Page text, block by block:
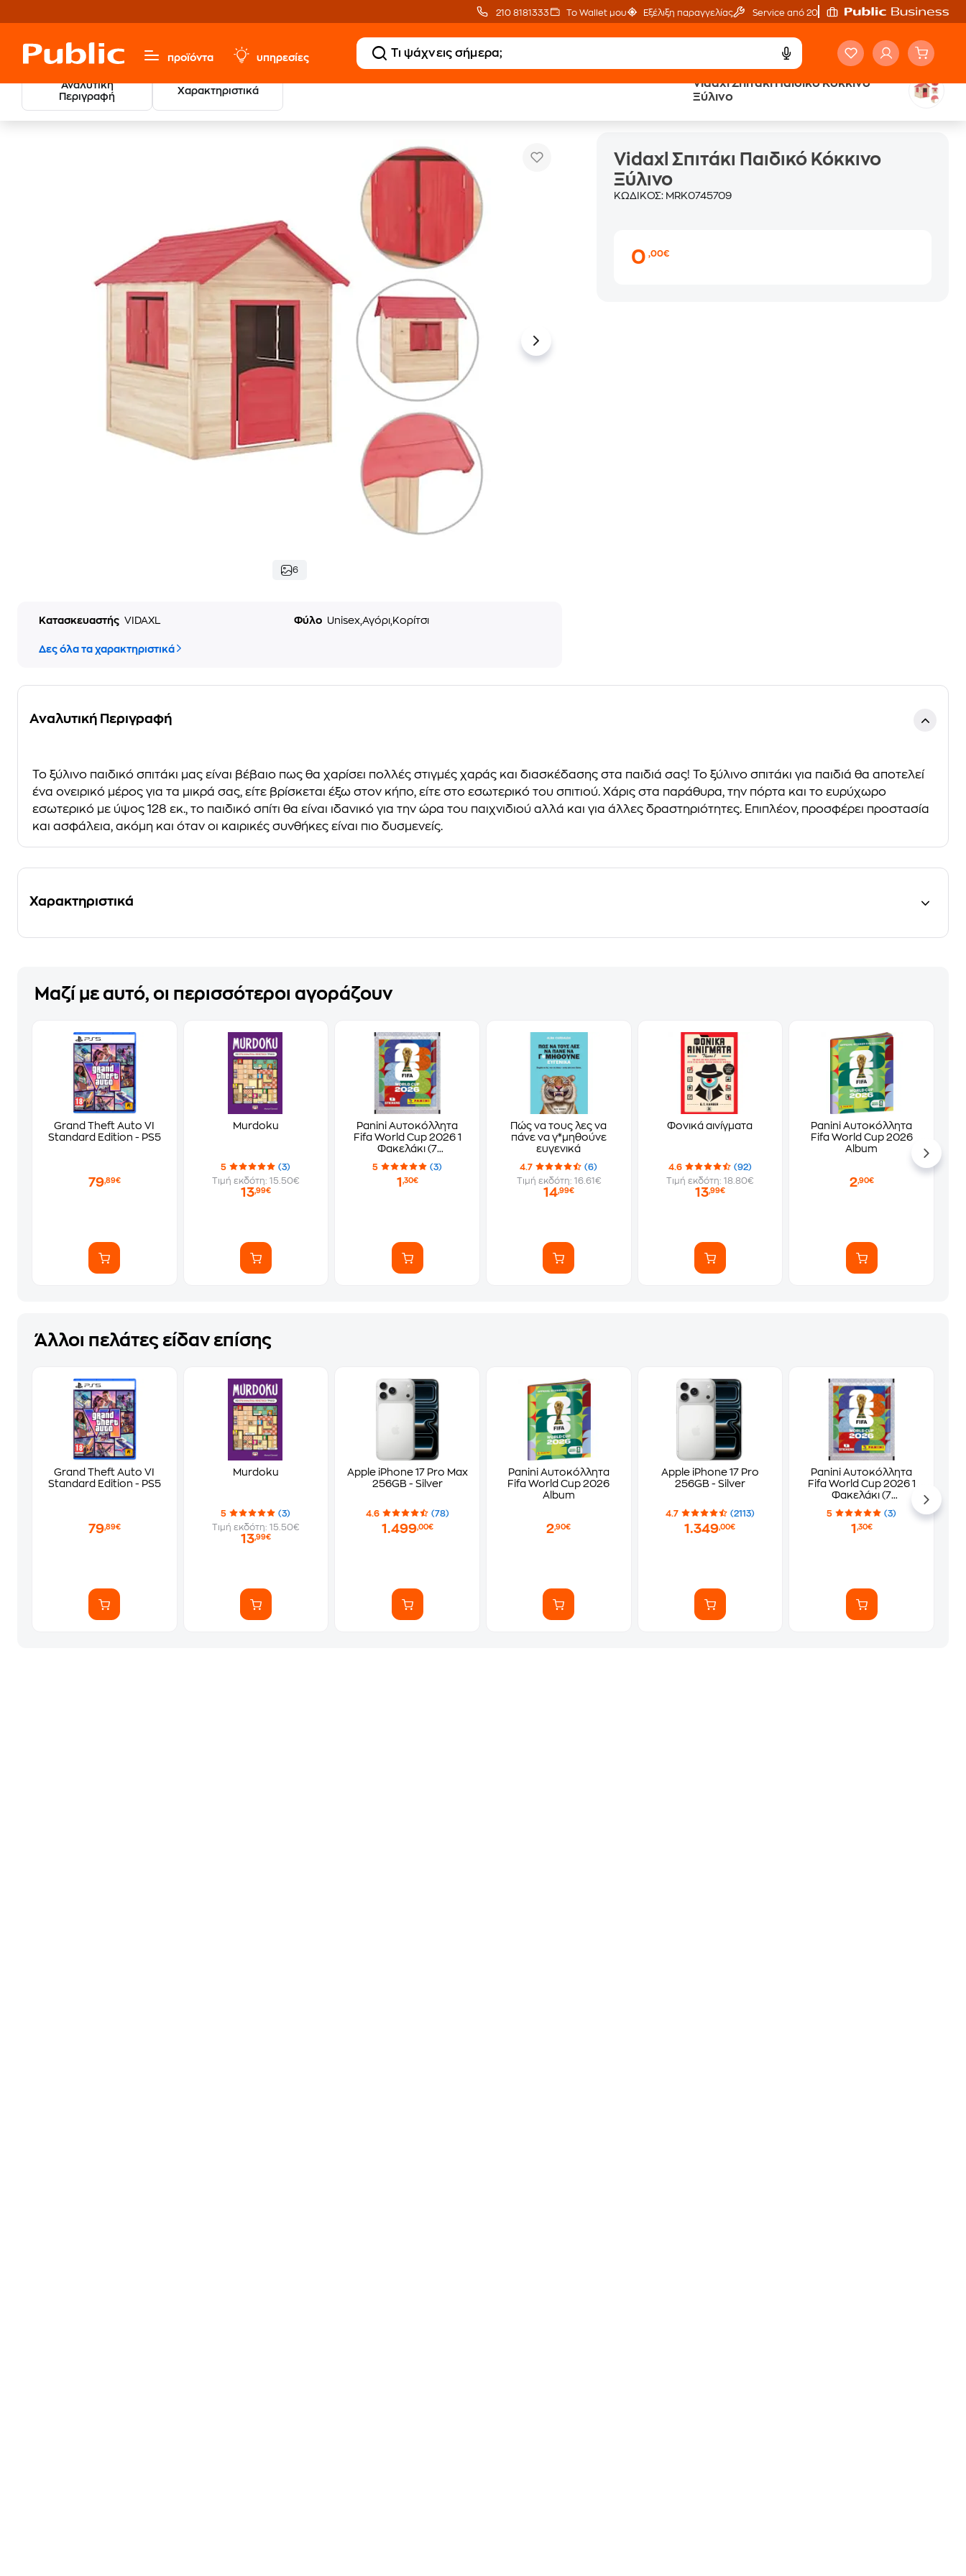
210 8181333 Το Wallet μου Εξέλιξη παραγγελίας Service από 20'
προϊόντα υπηρεσίες
Αναλυτική
Περιγραφή
Χαρακτηριστικά
Vidaxl Σπιτάκι Παιδικό Κόκκινο
Ξύλινο
Παιχνίδια & Παιδικά
6
Κατασκευαστής VIDAXL Φύλο Unisex,Αγόρι,Κορίτσι
Δες όλα τα χαρακτηριστικά
Vidaxl Σπιτάκι Παιδικό Κόκκινο
Ξύλινο
ΚΩΔΙΚΟΣ: MRK0745709
0,00€
Αναλυτική Περιγραφή
Το ξύλινο παιδικό σπιτάκι μας είναι βέβαιο πως θα χαρίσει πολλές στιγμές χαράς και διασκέδασης στα παιδιά σας! Το ξύλινο σπιτάκι για παιδιά θα αποτελεί
ένα ονειρικό μέρος για τα μικρά σας, είτε βρίσκεται έξω στον κήπο, είτε στο εσωτερικό του σπιτιού. Χάρις στα παράθυρα, την πόρτα και το ευρύχωρο
εσωτερικό με ύψος 128 εκ., το παιδικό σπίτι θα είναι ιδανικό για την ώρα του παιχνιδιού αλλά και για άλλες δραστηριότητες. Επιπλέον, προσφέρει προστασία
και ασφάλεια, ακόμη και όταν οι καιρικές συνθήκες είναι πιο δυσμενείς.
Χαρακτηριστικά
Μαζί με αυτό, οι περισσότεροι αγοράζουν
Grand Theft Auto VI
Standard Edition - PS5
79,89€
Murdoku
5
(3)
Τιμή εκδότη: 15.50€
13,99€
Panini Αυτοκόλλητα
Fifa World Cup 2026 1
Φακελάκι (7
Αυτοκόλλητα)
5 (3)
1 ,30€
Πώς να τους λες να
πάνε να γ*μηθούνε
ευγενικά
4.7
(6)
Τιμή εκδότη: 16.61€
14,99€
Φονικά αινίγματα
4.6
(92)
Τιμή εκδότη: 18.80€
13,99€
Panini Αυτοκόλλητα
Fifa World Cup 2026
Album
2,90€
Άλλοι πελάτες είδαν επίσης
Grand Theft Auto VI
Standard Edition - PS5
79,89€
Murdoku
5
(3)
Τιμή εκδότη: 15.50€
13,99€
Apple iPhone 17 Pro Max
256GB - Silver
4.6 (78)
1.499,00€
Panini Αυτοκόλλητα
Fifa World Cup 2026
Album
2,90€
Apple iPhone 17 Pro
256GB - Silver
4.7 (2113)
1.349,00€
Panini Αυτοκόλλητα
Fifa World Cup 2026 1
Φακελάκι (7
Αυτοκόλλητα)
5 (3)
1 ,30€